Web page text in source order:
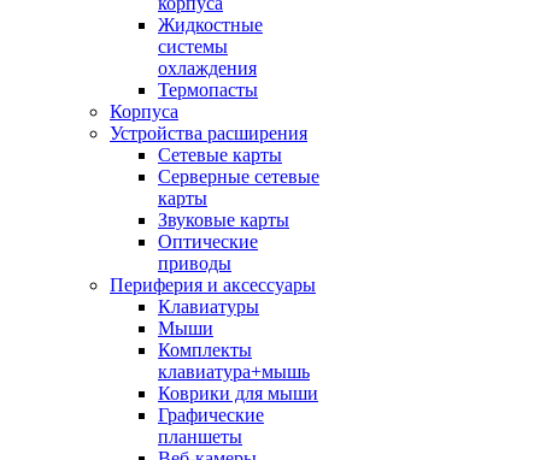
Жидкостные
системы
охлаждения
Термопасты
Корпуса
Устройства расширения
Сетевые карты
Серверные сетевые
карты
Звуковые карты
Оптические
приводы
Периферия и аксессуары
Клавиатуры
Мыши
Комплекты
клавиатура+мышь
Коврики для мыши
Графические
планшеты